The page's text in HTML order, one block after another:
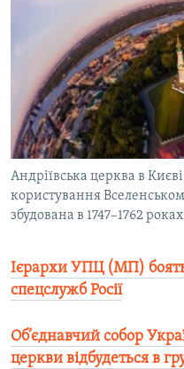
Андріївська церква в
користування
збудована в 1747–1762 роках
Ієрархи УПЦ (МП)
спецслужб Росії
Об’єднавчий собор
церкви відбудеться в